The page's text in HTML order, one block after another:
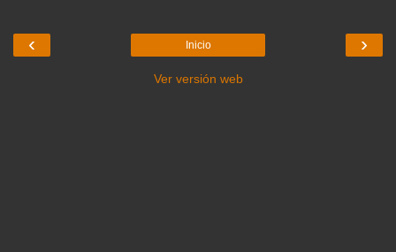
‹ ›
Inicio
Ver versión web